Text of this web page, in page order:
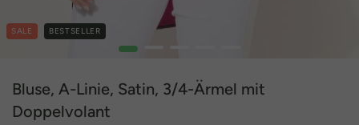
SALE BESTSELLER
1
Bluse, A-Linie, Satin, 3/4-Ärmel mit
Doppelvolant